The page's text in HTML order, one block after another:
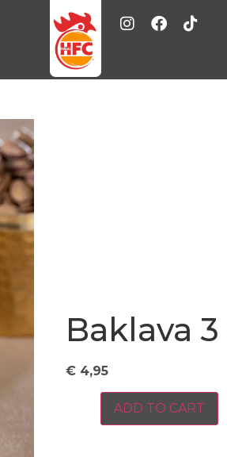
Baklava
€ 4,95
ADD TO CART